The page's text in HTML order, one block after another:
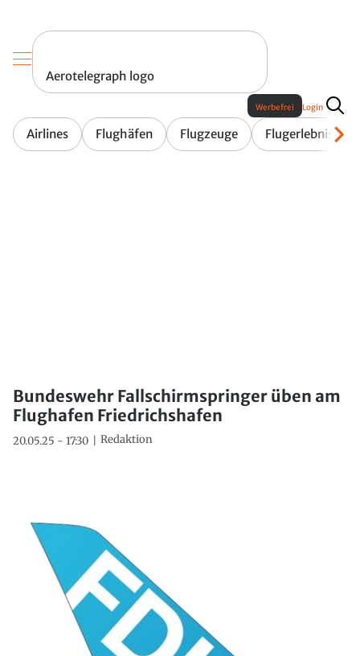
Aerotelegraph logo
Airlines Flughäfen Flugzeuge Flugerlebnis
Werbefrei Login
Bundeswehr Fallschirmspringer üben am
Flughafen Friedrichshafen
20.05.25 - 17:30 Redaktion